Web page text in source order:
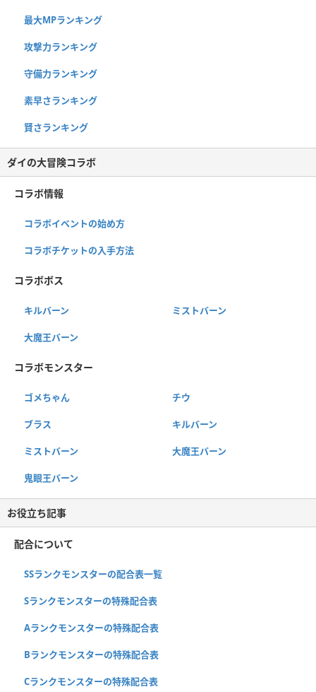
最大MPランキング
攻撃力ランキング
守備力ランキング
素早さランキング
賢さランキング
ダイの大冒険コラボ
コラボ情報
コラボイベントの始め方
コラボチケットの入手方法
コラボボス
キルバーン ミストバーン
大魔王バーン
コラボモンスター
ゴメちゃん チウ
ブラス キルバーン
ミストバーン 大魔王バーン
鬼眼王バーン
お役立ち記事
配合について
SSランクモンスターの配合表一覧
Sランクモンスターの特殊配合表
Aランクモンスターの特殊配合表
Bランクモンスターの特殊配合表
Cランクモンスターの特殊配合表